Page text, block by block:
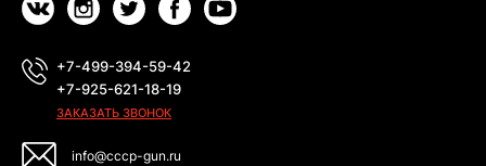
+7-499-394-59-42
+7-925-621-18-19
ЗАКАЗАТЬ ЗВОНОК
info@cccp-gun.ru